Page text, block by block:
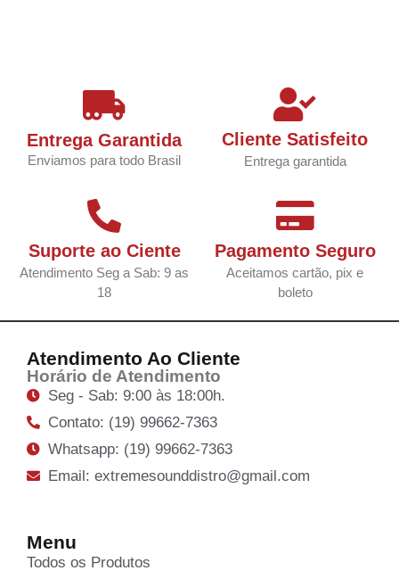
Entrega Garantida
Enviamos para todo Brasil
Cliente Satisfeito
Entrega garantida
Suporte ao Ciente
Atendimento Seg a Sab: 9 as
18
Pagamento Seguro
Aceitamos cartão, pix e
boleto
Atendimento Ao Cliente
Horário de Atendimento
Seg - Sab: 9:00 às 18:00h.
Contato: (19) 99662-7363
Whatsapp: (19) 99662-7363
Email: extremesounddistro@gmail.com
Menu
Todos os Produtos